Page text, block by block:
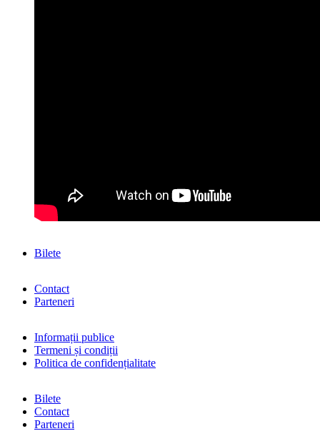
Bilete
Contact
Parteneri
Informații publice
Termeni și condiții
Politica de confidențialitate
Bilete
Contact
Parteneri